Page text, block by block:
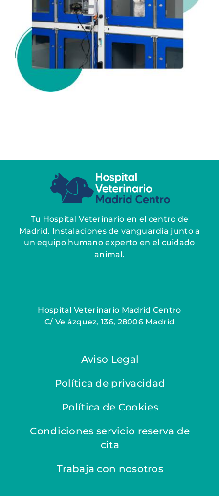
Tu Hospital Veterinario en el centro de
Madrid. Instalaciones de vanguardia junto a
un equipo humano experto en el cuidado
animal.
Hospital Veterinario Madrid Centro
C/ Velázquez, 136, 28006 Madrid
Aviso Legal
Política de privacidad
Política de Cookies
Condiciones servicio reserva de
cita
Trabaja con nosotros